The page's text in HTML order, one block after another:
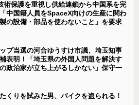
術保護を重視し供給連鎖から中国系を完
中国籍人員をSpaceX向けの生産に関わ
の設備・部品を使わないこと」を要求
プ当選の河合ゆうすけ市議、埼玉知事
表明！「埼玉県の外国人問題を解決す
政治家が立ち上がるしかない」保守一
くりを試みた男、バイクを盗られる！